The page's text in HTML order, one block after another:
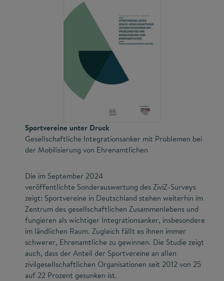
Sportvereine unter Druck
Gesellschaftliche Integrationsanker mit Problemen bei
der Mobilisierung von Ehrenamtlichen
Die im September 2024
veröffentlichte Sonderauswertung des ZiviZ-Surveys
zeigt: Sportvereine in Deutschland stehen weiterhin im
Zentrum des gesellschaftlichen Zusammenlebens und
fungieren als wichtiger Integrationsanker, insbesondere
im ländlichen Raum. Zugleich fällt es ihnen immer
schwerer, Ehrenamtliche zu gewinnen. Die Studie zeigt
auch, dass der Anteil der Sportvereine an allen
zivilgesellschaftlichen Organisationen seit 2012 von 25
auf 22 Prozent gesunken ist.